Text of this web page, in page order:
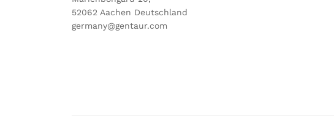
52062 Aachen Deutschland
germany@gentaur.com